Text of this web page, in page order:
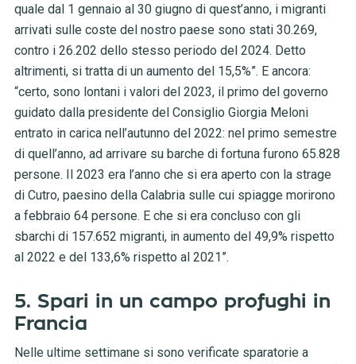
quale dal 1 gennaio al 30 giugno di quest’anno, i migranti
arrivati sulle coste del nostro paese sono stati 30.269,
contro i 26.202 dello stesso periodo del 2024. Detto
altrimenti, si tratta di un aumento del 15,5%”. E ancora:
“certo, sono lontani i valori del 2023, il primo del governo
guidato dalla presidente del Consiglio Giorgia Meloni
entrato in carica nell’autunno del 2022: nel primo semestre
di quell’anno, ad arrivare su barche di fortuna furono 65.828
persone. Il 2023 era l’anno che si era aperto con la strage
di Cutro, paesino della Calabria sulle cui spiagge morirono
a febbraio 64 persone. E che si era concluso con gli
sbarchi di 157.652 migranti, in aumento del 49,9% rispetto
al 2022 e del 133,6% rispetto al 2021”.
5. Spari in un campo profughi in
Francia
Nelle ultime settimane si sono verificate sparatorie a